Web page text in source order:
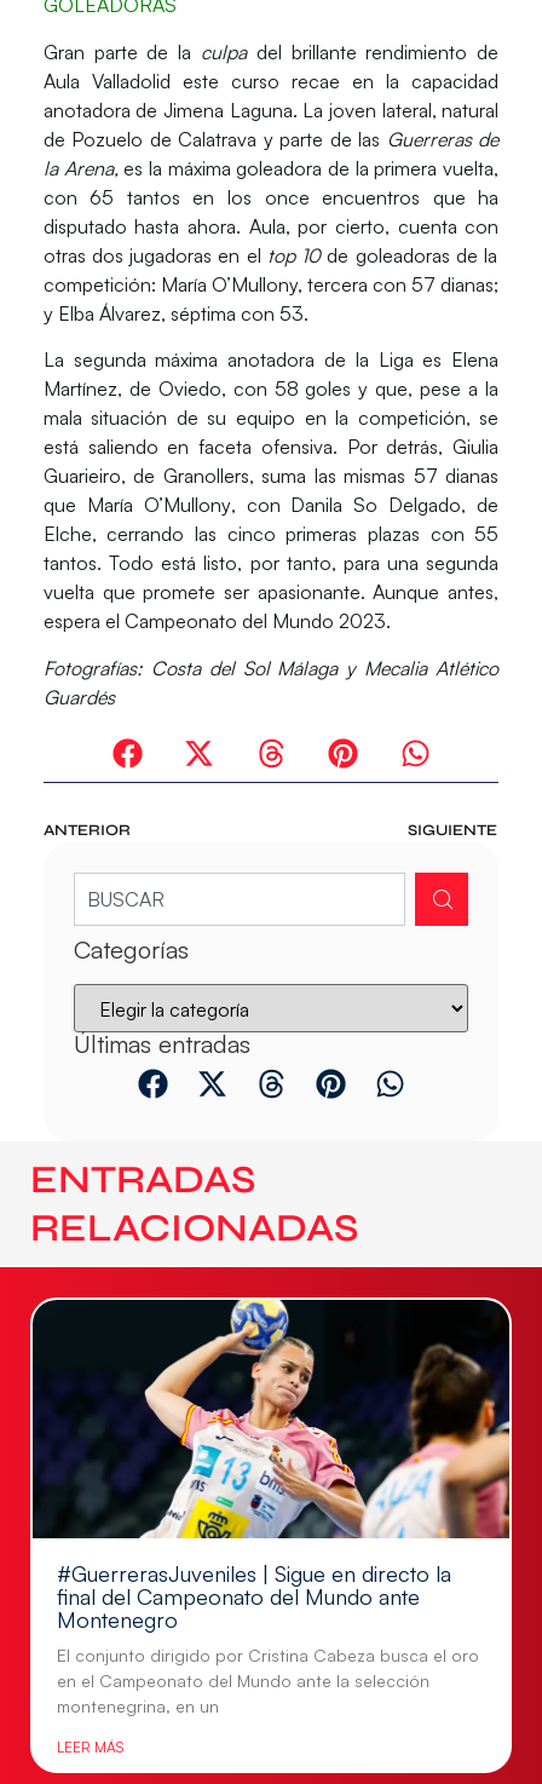
GOLEADORAS
Gran parte de la culpa del brillante rendimiento de
Aula Valladolid este curso recae en la capacidad
anotadora deJimena Laguna. La joven lateral, natural
de Pozuelo de Calatrava y parte de las Guerreras de
la Arena, es la máxima goleadora de la primera vuelta,
con65 tantos en los once encuentros que ha
disputado hasta ahora. Aula, por cierto, cuenta con
otras dos jugadoras en el top 10de goleadoras de la
competición: María O’Mullony, tercera con 57 dianas;
y Elba Álvarez, séptima con 53.
La segunda máxima anotadorade la Liga es Elena
Martínez, de Oviedo, con 58 golesy que, pese a la
mala situación de su equipo en la competición, se
está saliendo en faceta ofensiva. Por detrás, Giulia
Guarieiro, de Granollers, suma las mismas 57 dianas
que María O’Mullony, con Danila So Delgado, de
Elche, cerrando las cinco primeras plazas con 55
tantos. Todo está listo, por tanto, para una segunda
vuelta que promete ser apasionante. Aunque antes,
espera el Campeonato del Mundo 2023.
Fotografías: Costa del Sol Málaga y Mecalia Atlético
Guardés
ANTERIOR SIGUIENTE
Categorías
Últimas entradas
ENTRADAS
RELACIONADAS
#GuerrerasJuveniles | Sigue en directo la
final del Campeonato del Mundo ante
Montenegro
El conjunto dirigido por Cristina Cabeza busca el oro
en el Campeonato del Mundo ante la selección
montenegrina, en un
LEER MÁS